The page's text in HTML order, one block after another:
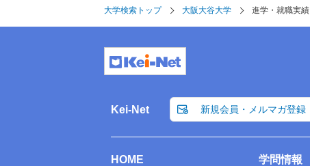
大学検索トップ 大阪大谷大学 進学・就職実績
Kei-Net 新規会員・メルマガ登録
HOME 学問情報